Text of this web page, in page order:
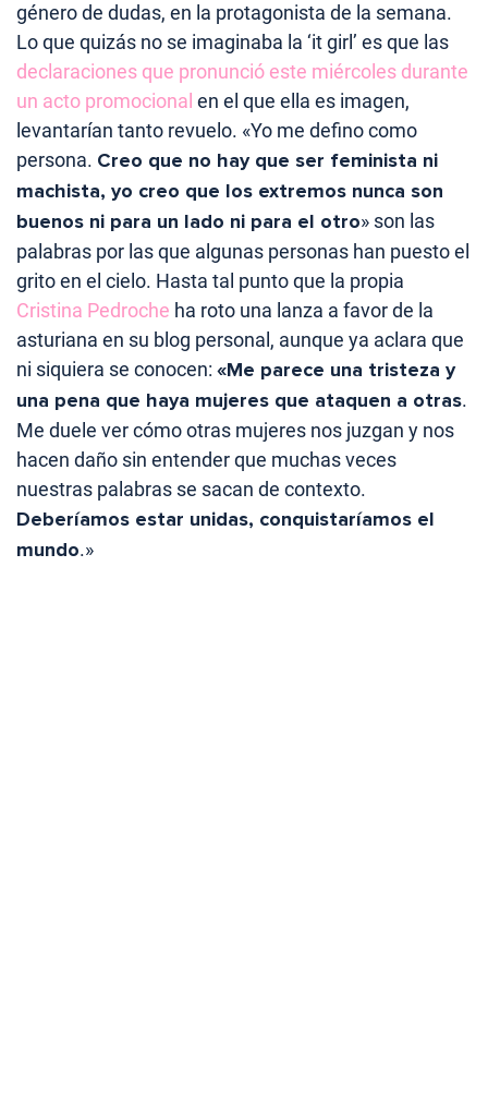
género de dudas, en la protagonista de la semana.
Lo que quizás no se imaginaba la ‘it girl’ es que las
declaraciones que pronunció este miércoles durante
un acto promocional en el que ella es imagen,
levantarían tanto revuelo. «Yo me defino como
persona. Creo que no hay que ser feminista ni
machista, yo creo que los extremos nunca son
buenos ni para un lado ni para el otro» son las
palabras por las que algunas personas han puesto el
grito en el cielo. Hasta tal punto que la propia
Cristina Pedroche ha roto una lanza a favor de la
asturiana en su blog personal, aunque ya aclara que
ni siquiera se conocen: «Me parece una tristeza y
una pena que haya mujeres que ataquen a otras.
Me duele ver cómo otras mujeres nos juzgan y nos
hacen daño sin entender que muchas veces
nuestras palabras se sacan de contexto.
Deberíamos estar unidas, conquistaríamos el
mundo.»